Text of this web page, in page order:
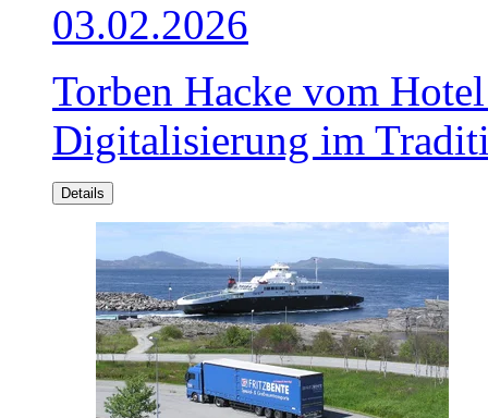
03.02.2026
Torben Hacke vom
Digitalisierung im
Details